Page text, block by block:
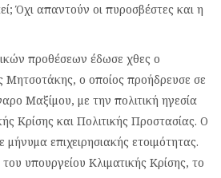
Όχι απαντούν οι πυροσβέστες και η
προθέσεων έδωσε χθες ο
ο οποίος προήδρευσε σε
Μαξίμου, με την πολιτική ηγεσία
Κρίσης και Πολιτικής Προστασίας. Ο
επιχειρησιακής ετοιμότητας.
υπουργείου Κλιματικής Κρίσης, το